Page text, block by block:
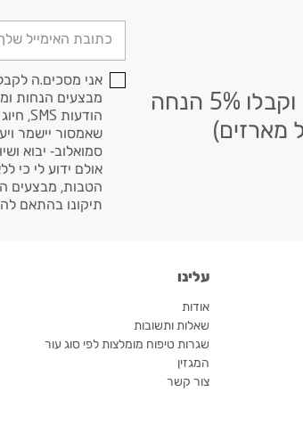
הרשמו לניוזלטר שלנו וקבלו 5% הנחה
מארזים)
אני מסכים.ה
מבצעים הנחות
הודעות SMS, חיוג אוטומטי ועוד, בהתאם
שאמסור יישמר
סמואלוב- יבוא
אולם ידוע לי כי
הטבות, מבצעים
תיקונו בהתאם
עלינו
אודות
שאלות ותשובות
שגרות טיפוח מומלצות לפי סוג עור
המגזין
צור קשר